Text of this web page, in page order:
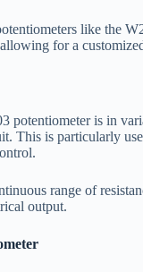
like the
for a
potentiometer is in
This is particularly
range of
output.